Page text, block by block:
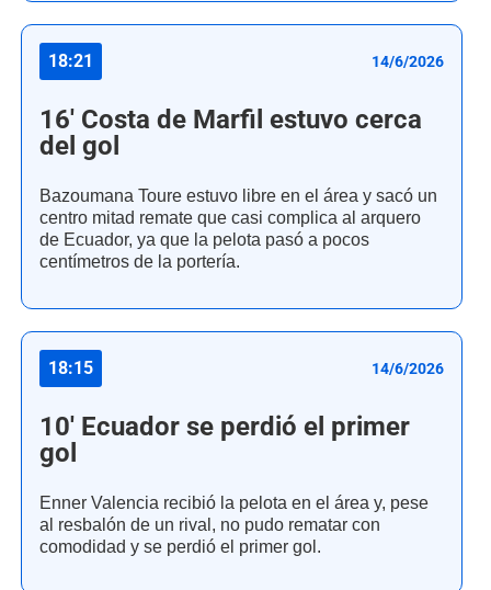
18:21 14/6/2026
16' Costa de Marfil estuvo cerca
del gol
Bazoumana Toure estuvo libre en el área y sacó un
centro mitad remate que casi complica al arquero
de Ecuador, ya que la pelota pasó a pocos
centímetros de la portería.
18:15 14/6/2026
10' Ecuador se perdió el primer
gol
Enner Valencia recibió la pelota en el área y, pese
al resbalón de un rival, no pudo rematar con
comodidad y se perdió el primer gol.